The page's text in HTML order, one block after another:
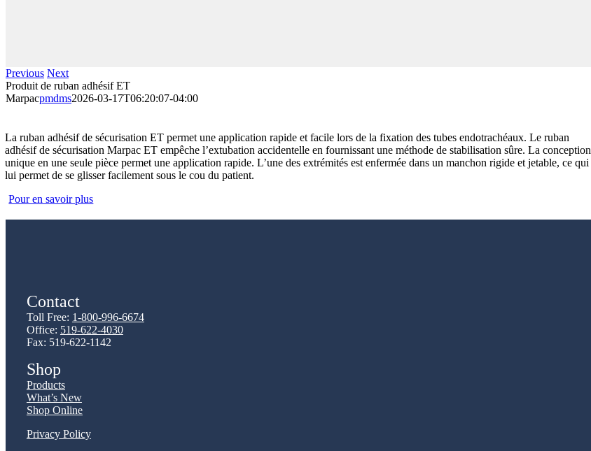
Previous Next
Produit de ruban adhésif ET
Marpacpmdms2026-03-17T06:20:07-04:00
La ruban adhésif de sécurisation ET permet une application rapide et facile lors de la fixation des tubes endotrachéaux. Le ruban
adhésif de sécurisation Marpac ET empêche l’extubation accidentelle en fournissant une méthode de stabilisation sûre. La conception
unique en une seule pièce permet une application rapide. L’une des extrémités est enfermée dans un manchon rigide et jetable, ce qui
lui permet de se glisser facilement sous le cou du patient.
Pour en savoir plus
Contact
Toll Free: 1-800-996-6674
Office: 519-622-4030
Fax: 519-622-1142
Shop
Products
What’s New
Shop Online
Privacy Policy